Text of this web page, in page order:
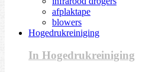
afplaktape
blowers
Hogedrukreiniging
In Hogedrukreiniging